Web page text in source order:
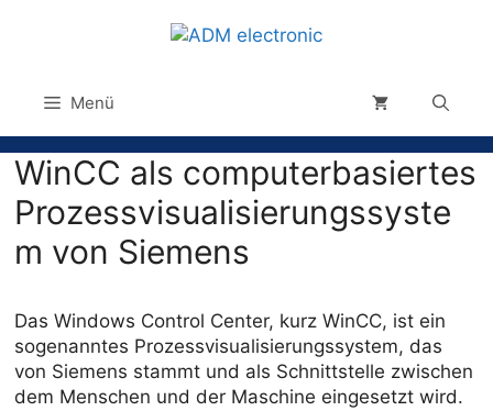
Menü
WinCC als computerbasiertes
Prozessvisualisierungssyste
m von Siemens
Das Windows Control Center, kurz WinCC, ist ein
sogenanntes Prozessvisualisierungssystem, das
von Siemens stammt und als Schnittstelle zwischen
dem Menschen und der Maschine eingesetzt wird.